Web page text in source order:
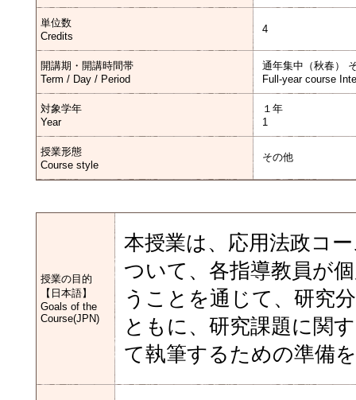
単位数
Credits
4
開講期・開講時間帯
Term / Day / Period
通年集中（秋春）
Full-year course
対象学年
Year
１年
1
授業形態
Course style
その他
授業の目的
【日本語】
Goals of the
Course(JPN)
本授業は、応用法政コ
ついて、各指導教員が
うことを通じて、研究
ともに、研究課題に関
て執筆するための準備